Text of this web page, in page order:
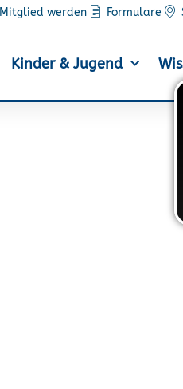
Mitglied werden Formulare
Kinder & Jugend